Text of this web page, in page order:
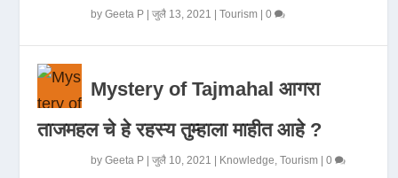
byGeeta P |जुलै 13, 2021 |Tourism |0
Mystery of Tajmahal आगरा
ताजमहल चे हे रहस्य तुम्हाला माहीत आहे ?
byGeeta P |जुलै 10, 2021 Knowledge,Tourism |0